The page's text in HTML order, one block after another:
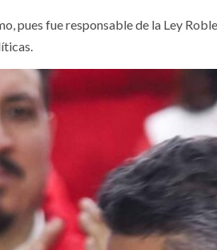
pues fue responsable de la Ley
PODER LEGISLATIVO
Entre huachicol,
censura y
el Congreso